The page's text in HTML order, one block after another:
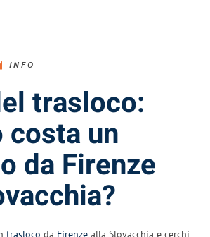
INFO
trasloco:
costa un
da Firenze
trasloco da Firenze alla Slovacchia e cerchi